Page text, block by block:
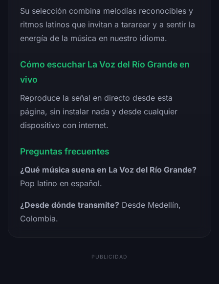
Su selección combina melodías reconocibles y
ritmos latinos que invitan a tararear y a sentir la
energía de la música en nuestro idioma.
Cómo escuchar La Voz del Río Grande en
vivo
Reproduce la señal en directo desde esta
página, sin instalar nada y desde cualquier
dispositivo con internet.
Preguntas frecuentes
¿Qué música suena en La Voz del Río Grande?
Pop latino en español.
¿Desde dónde transmite? Desde Medellín,
Colombia.
PUBLICIDAD